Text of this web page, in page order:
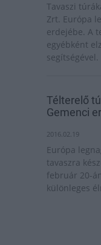
Tavaszi
Zrt. Európa
erdejébe. A
egyébként
segítségével.
Télterelő
Gemenci
2016.02.19
Európa
tavaszra
február 20-
különleges